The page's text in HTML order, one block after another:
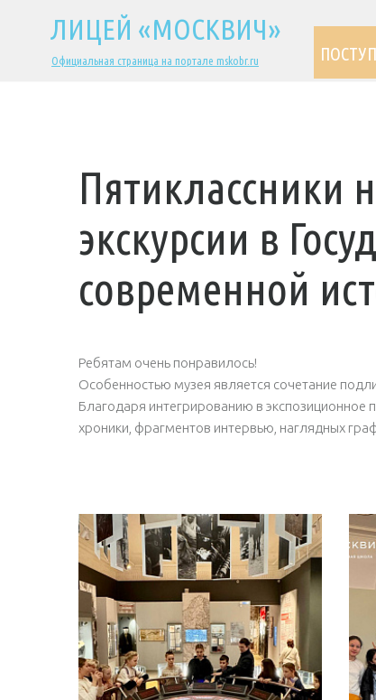
ЛИЦЕЙ «МОСКВИЧ»
Официальная страница на портале mskobr.ru
Пятиклассники
экскурсии в
современной
Ребятам очень понравилось!
Особенностью музея является сочетание
Благодаря интегрированию в
хроники, фрагментов интервью, наглядных